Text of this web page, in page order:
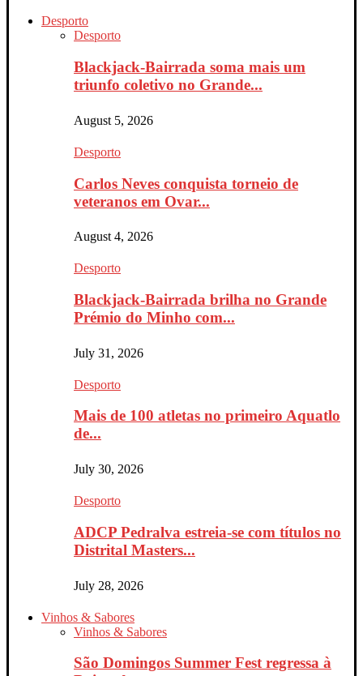
Desporto
Desporto
Blackjack-Bairrada soma mais um
triunfo coletivo no Grande...
August 5, 2026
Desporto
Carlos Neves conquista torneio de
veteranos em Ovar...
August 4, 2026
Desporto
Blackjack-Bairrada brilha no Grande
Prémio do Minho com...
July 31, 2026
Desporto
Mais de 100 atletas no primeiro Aquatlo
de...
July 30, 2026
Desporto
ADCP Pedralva estreia-se com títulos no
Distrital Masters...
July 28, 2026
Vinhos & Sabores
Vinhos & Sabores
São Domingos Summer Fest regressa à